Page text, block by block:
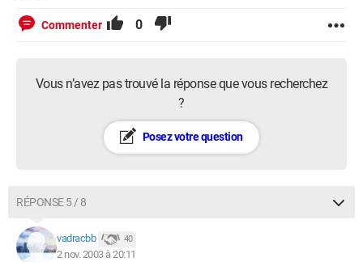
Commenter 0
Vous n’avez pas trouvé la réponse que vous recherchez
?
Posez votre question
RÉPONSE 5 / 8
vadracbb 40
2 nov. 2003 à 20:11